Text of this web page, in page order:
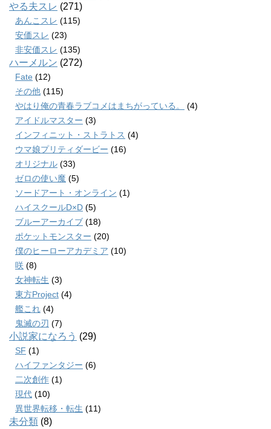
やる夫スレ (271)
あんこスレ (115)
安価スレ (23)
非安価スレ (135)
ハーメルン (272)
Fate (12)
その他 (115)
やはり俺の青春ラブコメはまちがっている。
(4)
アイドルマスター (3)
インフィニット・ストラトス (4)
ウマ娘プリティダービー (16)
オリジナル (33)
ゼロの使い魔 (5)
ソードアート・オンライン (1)
ハイスクールD×D (5)
ブルーアーカイブ (18)
ポケットモンスター (20)
僕のヒーローアカデミア (10)
咲 (8)
女神転生 (3)
東方Project (4)
艦これ (4)
鬼滅の刃 (7)
小説家になろう (29)
SF (1)
ハイファンタジー (6)
二次創作 (1)
現代 (10)
異世界転移・転生 (11)
未分類 (8)